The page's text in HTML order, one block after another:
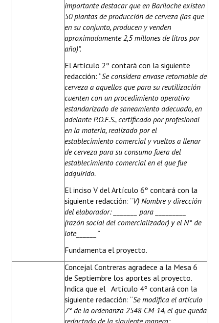
importante destacar que en Bariloche existen
50 plantas de producción de cerveza (las que
en su conjunto, producen y venden
aproximadamente 2,5 millones de litros por
año)”.
El Artículo 2º contará con la siguiente
redacción: “Se considera envase retornable de
cerveza a aquellos que para su reutilización
cuenten con un procedimiento operativo
estandarizado de saneamiento adecuado, en
adelante P.O.E.S., certificado por profesional
en la materia, realizado por el
establecimiento comercial y vueltos a llenar
de cerveza para su consumo fuera del
establecimiento comercial en el que fue
adquirido.
El inciso V del Artículo 6º contará con la
siguiente redacción: “V) Nombre y dirección
del elaborador: _______ para _________
(razón social del comercializador) y el N° de
lote______”
Fundamenta el proyecto.
Concejal Contreras agradece a la Mesa 6
de Septiembre los aportes al proyecto.
Indica que el Artículo 4º contará con la
siguiente redacción: “Se modifica el artículo
7° de la ordenanza 2548-CM-14, el que queda
redactado de la siguiente manera: